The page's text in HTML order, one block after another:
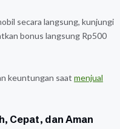
secara langsung, kunjungi
bonus langsung Rp500
keuntungan saat menjual
Cepat, dan Aman